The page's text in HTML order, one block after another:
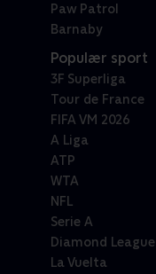
Paw Patrol
Barnaby
Populær sport
3F Superliga
Tour de France
FIFA VM 2026
A Liga
ATP
WTA
NFL
Serie A
Diamond League
La Vuelta